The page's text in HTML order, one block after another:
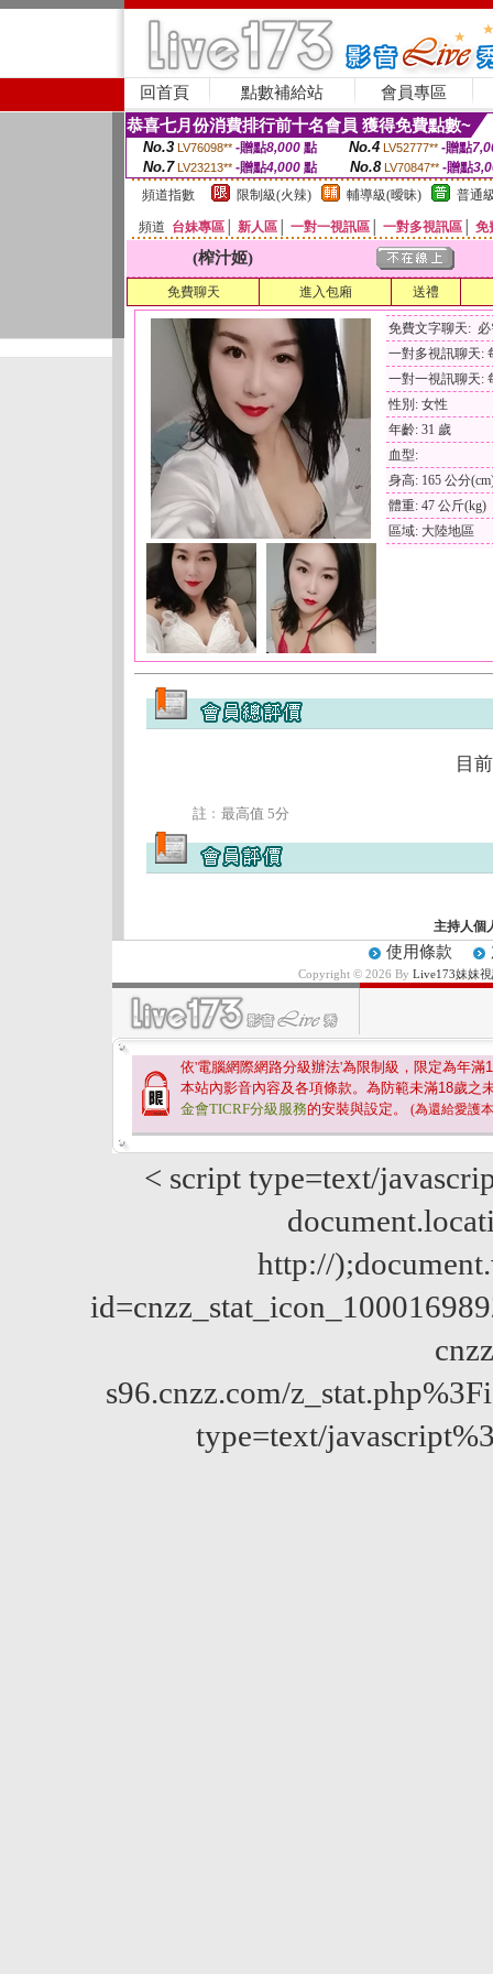
回首頁 點數補給站 會員專區
恭喜七月份消費排行前十名會員 獲得免費點數~
No.3 LV76098** -贈點8,000點 No.4 LV52777** -贈點
No.7 LV23213** -贈點4,000 點 No.8 LV70847** -贈點
頻道指數
限制級(火辣) 輔導級(曖昧) 普通
頻道 台妹專區 新人區 一對一視訊區 一對多視訊區 免
(榨汁姬)
免費聊天 進入包廂 送禮
免費文字聊天:
一對多視訊聊天:
一對一視訊聊天:
性別: 女性
年齡: 31 歲
血型:
身高: 165 公分
體重: 47 公斤(kg)
區域: 大陸地區
目
註﹕最高值 5分
主持人個
使用條款
Copyright © 2026 By Live173妹妹
依'電腦網際網路分級辦法'為限制級，限定為年滿
本站內影音內容及各項條款。為防範未滿18歲之
金會TICRF分級服務的安裝與設定。 (為還給愛護
< script type=text/
http://
s96.cnzz.com/
type=text/